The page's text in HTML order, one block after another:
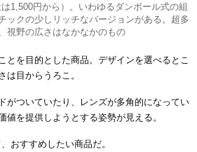
1,500円から）。いわゆるダンボール式の組
ックの少しリッチなバージョンがある。超多
視野の広さはなかなかのもの
とを目的とした商品。デザインを選べるとこ
は目からうろこ。
がついていたり、レンズが多角的になってい
値を提供しようとする姿勢が見える。
おすすめしたい商品だ。